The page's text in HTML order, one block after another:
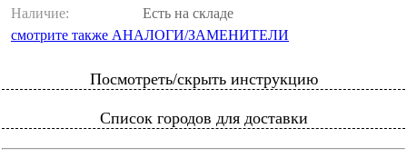
Наличие:
Есть на складе
смотрите также АНАЛОГИ/ЗАМЕНИТЕЛИ
Посмотреть/скрыть инструкцию
Список городов для доставки